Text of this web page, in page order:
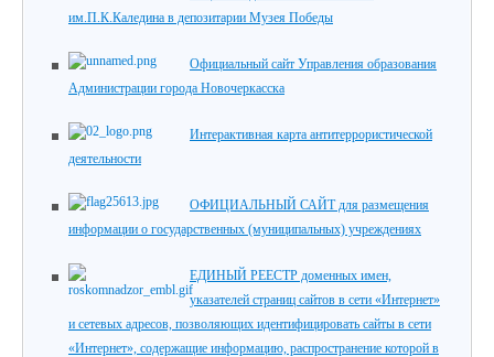
им.П.К.Каледина в депозитарии Музея Победы
Официальный сайт Управления образования
Администрации города Новочеркасска
Интерактивная карта антитеррористической
деятельности
ОФИЦИАЛЬНЫЙ САЙТ для размещения
информации о государственных (муниципальных) учреждениях
ЕДИНЫЙ РЕЕСТР доменных имен,
указателей страниц сайтов в сети «Интернет»
и сетевых адресов, позволяющих идентифицировать сайты в сети
«Интернет», содержащие информацию, распространение которой в